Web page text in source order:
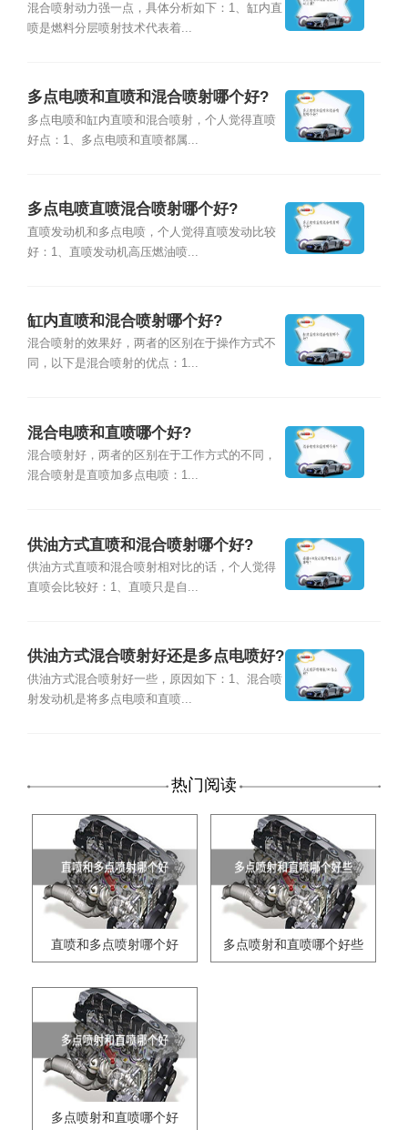
混合喷射动力强一点，具体分析如下：1、缸内直
喷是燃料分层喷射技术代表着...
多点电喷和直喷和混合喷射哪个好?
多点电喷和缸内直喷和混合喷射，个人觉得直喷
好点：1、多点电喷和直喷都属...
多点电喷直喷混合喷射哪个好?
直喷发动机和多点电喷，个人觉得直喷发动比较
好：1、直喷发动机高压燃油喷...
缸内直喷和混合喷射哪个好?
混合喷射的效果好，两者的区别在于操作方式不
同，以下是混合喷射的优点：1...
混合电喷和直喷哪个好?
混合喷射好，两者的区别在于工作方式的不同，
混合喷射是直喷加多点电喷：1...
供油方式直喷和混合喷射哪个好?
供油方式直喷和混合喷射相对比的话，个人觉得
直喷会比较好：1、直喷只是自...
供油方式混合喷射好还是多点电喷好?
供油方式混合喷射好一些，原因如下：1、混合喷
射发动机是将多点电喷和直喷...
热门阅读
直喷和多点喷射哪个好 多点喷射和直喷哪个好些
多点喷射和直喷哪个好